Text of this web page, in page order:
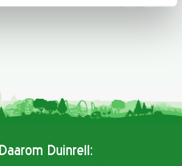
Daarom Duinrell: